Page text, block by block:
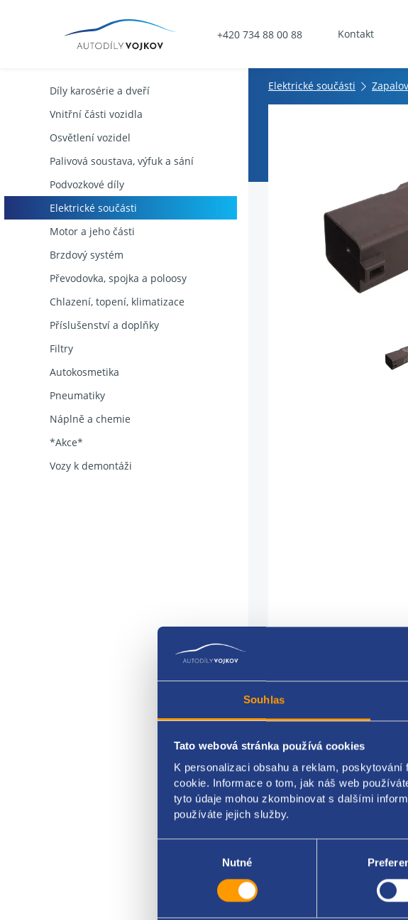
Souhlas
Tato webová stránka používá cookies
K personalizaci obsahu a reklam,
cookie. Informace o tom, jak náš web
tyto údaje mohou zkombinovat s dalšími
používáte jejich služby.
Nutné
+420 734 88 00 88 Kontakt
Díly karosérie a dveří
Vnitřní části vozidla
Osvětlení vozidel
Palivová soustava, výfuk a sání
Podvozkové díly
Elektrické součásti
Motor a jeho části
Brzdový systém
Převodovka, spojka a poloosy
Chlazení, topení, klimatizace
Příslušenství a doplňky
Filtry
Autokosmetika
Pneumatiky
Náplně a chemie
*Akce*
Vozy k demontáži
Elektrické součásti
relé žhavení
řídící jednotka žhavící